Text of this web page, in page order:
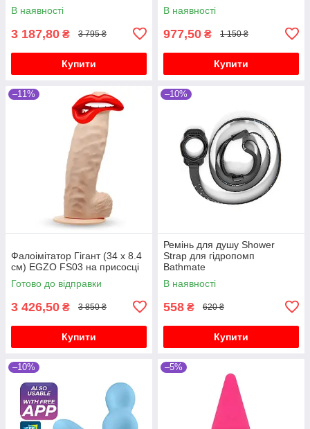
В наявності
3 187,80 ₴ 3 795 ₴
Купити
В наявності
977,50 ₴ 1 150 ₴
Купити
–11%
Фалоімітатор Гігант (34 х 8.4
см) EGZO FS03 на присосці
Готово до відправки
3 426,50 ₴ 3 850 ₴
Купити
–10%
Ремінь для душу Shower
Strap для гідропомп
Bathmate
В наявності
558 ₴ 620 ₴
Купити
–10% –5%